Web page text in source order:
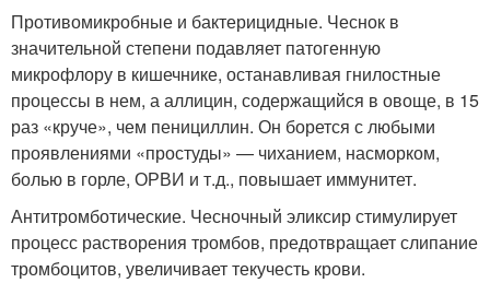
Противомикробные и бактерицидные. Чеснок в
значительной степени подавляет патогенную
микрофлору в кишечнике, останавливая гнилостные
процессы в нем, а аллицин, содержащийся в овоще, в 15
раз «круче», чем пенициллин. Он борется с любыми
проявлениями «простуды» — чиханием, насморком,
болью в горле, ОРВИ и т.д., повышает иммунитет.
Антитромботические. Чесночный эликсир стимулирует
процесс растворения тромбов, предотвращает слипание
тромбоцитов, увеличивает текучесть крови.